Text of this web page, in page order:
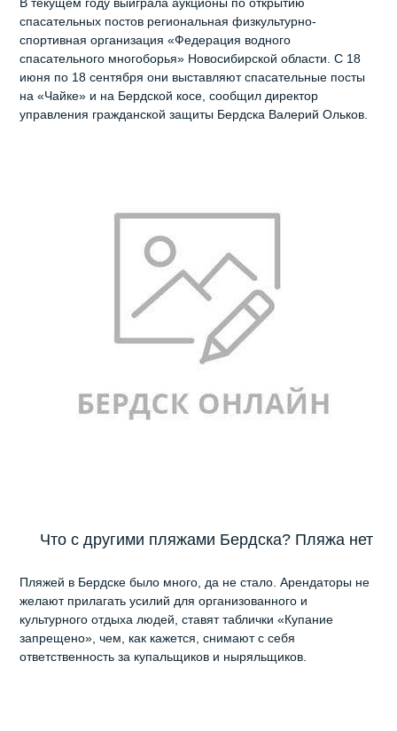
В текущем году выиграла аукционы по открытию
спасательных постов региональная физкультурно-
спортивная организация «Федерация водного
спасательного многоборья» Новосибирской области. С 18
июня по 18 сентября они выставляют спасательные посты
на «Чайке» и на Бердской косе, сообщил директор
управления гражданской защиты Бердска Валерий Ольков.
Что с другими пляжами Бердска? Пляжа нет
Пляжей в Бердске было много, да не стало. Арендаторы не
желают прилагать усилий для организованного и
культурного отдыха людей, ставят таблички «Купание
запрещено», чем, как кажется, снимают с себя
ответственность за купальщиков и ныряльщиков.